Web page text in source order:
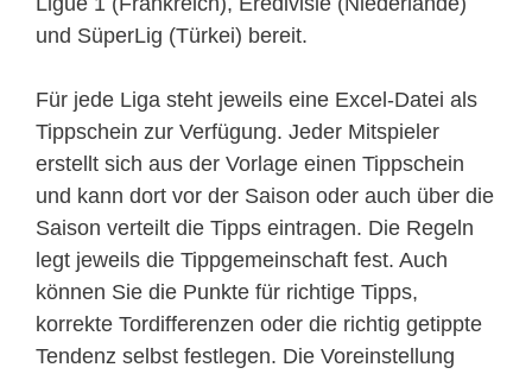
und SüperLig (Türkei) bereit.
Für jede Liga steht jeweils eine Excel-Datei als
Tippschein zur Verfügung. Jeder Mitspieler
erstellt sich aus der Vorlage einen Tippschein
und kann dort vor der Saison oder auch über die
Saison verteilt die Tipps eintragen. Die Regeln
legt jeweils die Tippgemeinschaft fest. Auch
können Sie die Punkte für richtige Tipps,
korrekte Tordifferenzen oder die richtig getippte
Tendenz selbst festlegen. Die Voreinstellung